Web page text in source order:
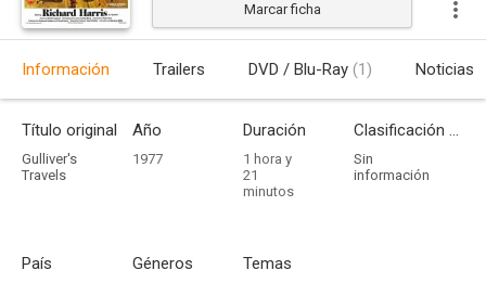
Marcar ficha
Información Trailers DVD / Blu-Ray (1) Noticias
Título original
Gulliver's
Travels
Año
1977
Duración
1 hora y
21
minutos
Clasificación por edades
Sin
información
País Géneros Temas